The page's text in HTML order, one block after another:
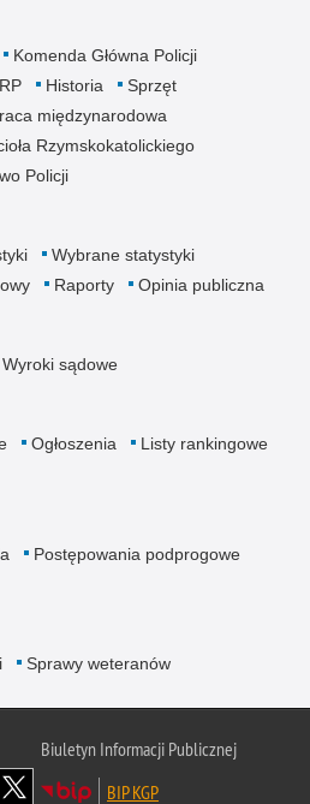
Komenda Główna Policji
Historia
Sprzęt
międzynarodowa
Rzymskokatolickiego
Policji
Wybrane statystyki
Raporty Opinia publiczna
Wyroki sądowe
Ogłoszenia
Listy rankingowe
Postępowania podprogowe
Sprawy weteranów
Biuletyn Informacji Publicznej
BIP KGP